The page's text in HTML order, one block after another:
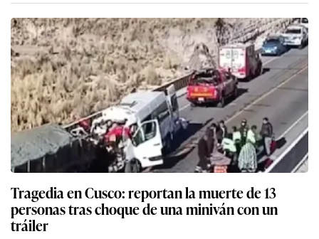
Tragedia en Cusco: reportan la muerte de 13
personas tras choque de una miniván con un
tráiler